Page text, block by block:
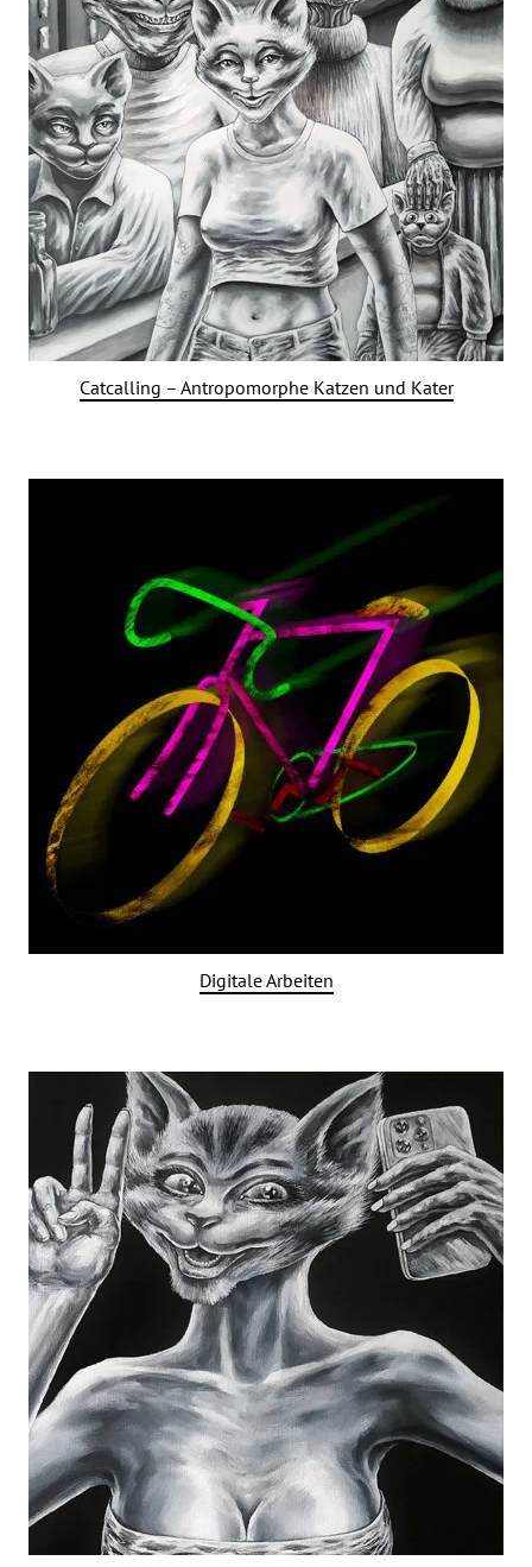
Catcalling – Antropomorphe Katzen und Kater
Digitale Arbeiten